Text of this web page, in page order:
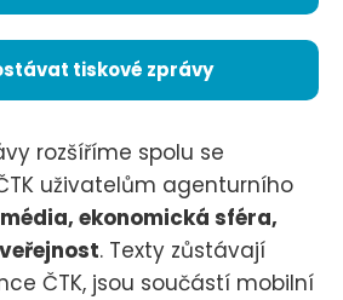
tiskové zprávy
rozšíříme spolu se
uživatelům agenturního
média, ekonomická sféra,
. Texty zůstávají
ČTK, jsou součástí mobilní